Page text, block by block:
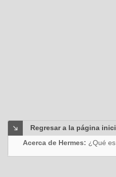
Regresar a la página
Acerca de Hermes: ¿Qué